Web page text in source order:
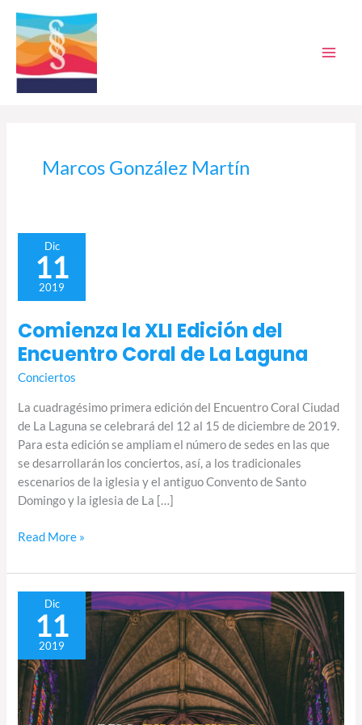
contenido
Marcos González Martín
Dic
11
2019
Comienza la XLI Edición del
Encuentro Coral de La Laguna
Conciertos
La cuadragésimo primera edición del Encuentro Coral Ciudad
de La Laguna se celebrará del 12 al 15 de diciembre de 2019.
Para esta edición se ampliam el número de sedes en las que
se desarrollarán los conciertos, así, a los tradicionales
escenarios de la iglesia y el antiguo Convento de Santo
Domingo y la iglesia de La […]
Comienza
Encuentro
Coral
de
Laguna
Read More »
Dic
11
2019
Comienza
del
Encuentro
Coral